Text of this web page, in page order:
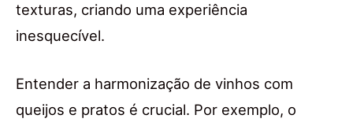
texturas, criando uma experiência
inesquecível.
Entender a harmonização de vinhos com
queijos e pratos é crucial. Por exemplo, o